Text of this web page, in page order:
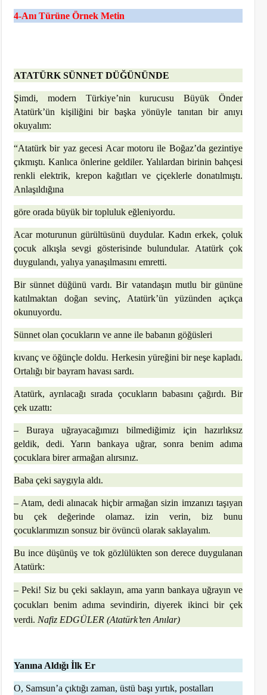
4-Anı Türüne Örnek Metin
ATATÜRK SÜNNET DÜĞÜNÜNDE
Şimdi, modern Türkiye’nin kurucusu Büyük Önder
Atatürk’ün kişiliğini bir başka yönüyle tanıtan bir anıyı
okuyalım:
“Atatürk bir yaz gecesi Acar motoru ile Boğaz’da gezintiye
çıkmıştı. Kanlıca önlerine geldiler. Yalılardan birinin bahçesi
renkli elektrik, krepon kağıtları ve çiçeklerle donatılmıştı.
Anlaşıldığına
göre orada büyük bir topluluk eğleniyordu.
Acar moturunun gürültüsünü duydular. Kadın erkek, çoluk
çocuk alkışla sevgi gösterisinde bulundular. Atatürk çok
duygulandı, yalıya yanaşılmasını emretti.
Bir sünnet düğünü vardı. Bir vatandaşın mutlu bir gününe
katılmaktan doğan sevinç, Atatürk’ün yüzünden açıkça
okunuyordu.
Sünnet olan çocukların ve anne ile babanın göğüsleri
kıvanç ve öğünçle doldu. Herkesin yüreğini bir neşe kapladı.
Ortalığı bir bayram havası sardı.
Atatürk, ayrılacağı sırada çocukların babasını çağırdı. Bir
çek uzattı:
– Buraya uğrayacağımızı bilmediğimiz için hazırlıksız
geldik, dedi. Yarın bankaya uğrar, sonra benim adıma
çocuklara birer armağan alırsınız.
Baba çeki saygıyla aldı.
– Atam, dedi alınacak hiçbir armağan sizin imzanızı taşıyan
bu çek değerinde olamaz. izin verin, biz bunu
çocuklarımızın sonsuz bir övüncü olarak saklayalım.
Bu ince düşünüş ve tok gözlülükten son derece duygulanan
Atatürk:
– Peki! Siz bu çeki saklayın, ama yarın bankaya uğrayın ve
çocukları benim adıma sevindirin, diyerek ikinci bir çek
verdi. Nafiz EDGÜLER (Atatürk’ten Anılar)
Yanına Aldığı İlk Er
O, Samsun’a çıktığı zaman, üstü başı yırtık, postalları